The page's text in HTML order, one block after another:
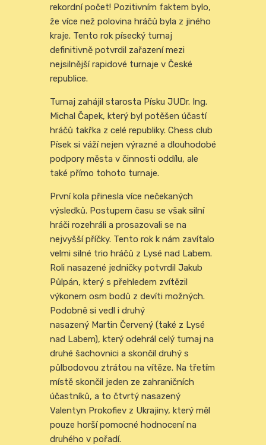
rekordní počet! Pozitivním faktem bylo,
že více než polovina hráčů byla z jiného
kraje. Tento rok písecký turnaj
definitivně potvrdil zařazení mezi
nejsilnější rapidové turnaje v České
republice.
Turnaj zahájil starosta Písku JUDr. Ing.
Michal Čapek, který byl potěšen účastí
hráčů takřka z celé republiky. Chess club
Písek si váží nejen výrazné a dlouhodobé
podpory města v činnosti oddílu, ale
také přímo tohoto turnaje.
První kola přinesla více nečekaných
výsledků. Postupem času se však silní
hráči rozehráli a prosazovali se na
nejvyšší příčky. Tento rok k nám zavítalo
velmi silné trio hráčů z Lysé nad Labem.
Roli nasazené jedničky potvrdil Jakub
Půlpán, který s přehledem zvítězil
výkonem osm bodů z devíti možných.
Podobně si vedl i druhý
nasazený Martin Červený (také z Lysé
nad Labem), který odehrál celý turnaj na
druhé šachovnici a skončil druhý s
půlbodovou ztrátou na vítěze. Na třetím
místě skončil jeden ze zahraničních
účastníků, a to čtvrtý nasazený
Valentyn Prokofiev z Ukrajiny, který měl
pouze horší pomocné hodnocení na
druhého v pořadí.